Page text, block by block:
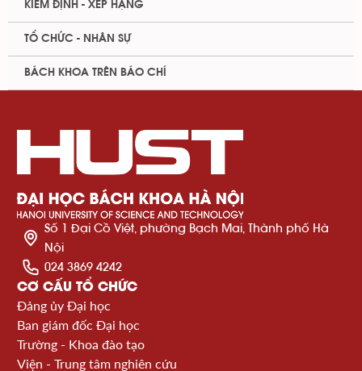
KIỂM ĐỊNH - XẾP HẠNG
TỔ CHỨC - NHÂN SỰ
BÁCH KHOA TRÊN BÁO CHÍ
Số 1 Đại Cồ Việt, phường Bạch Mai, Thành phố Hà
Nội
024 3869 4242
CƠ CẤU TỔ CHỨC
Đảng ủy Đại học
Ban giám đốc Đại học
Trường - Khoa đào tạo
Viện - Trung tâm nghiên cứu